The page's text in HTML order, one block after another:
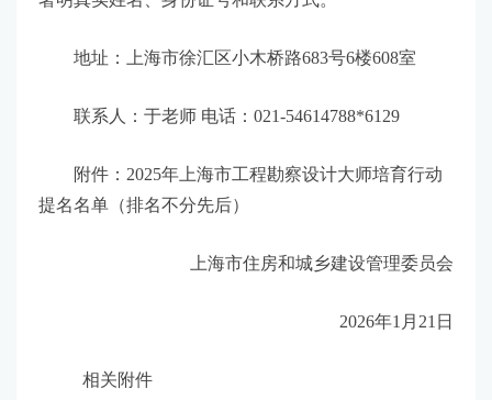
地址：上海市徐汇区小木桥路683号6楼608室
联系人：于老师 电话：021-54614788*6129
附件：2025年上海市工程勘察设计大师培育行动
提名名单（排名不分先后）
上海市住房和城乡建设管理委员会
2026年1月21日
相关附件